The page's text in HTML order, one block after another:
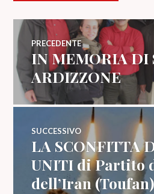
Navigazione
articoli
PRECEDENTE
Articolo
precedente:
IN MEMORIA DI
ARDIZZONE
SUCCESSIVO
Articolo
successivo:
LA SCONFITTA
UNITI di Partito
dell’Iran (Toufan)